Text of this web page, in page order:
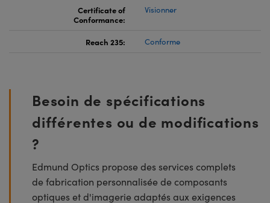
Certificate of
Conformance:
Visionner
Reach 235: Conforme
Besoin de spécifications
différentes ou de modifications
?
Edmund Optics propose des services complets
de fabrication personnalisée de composants
optiques et d'imagerie adaptés aux exigences